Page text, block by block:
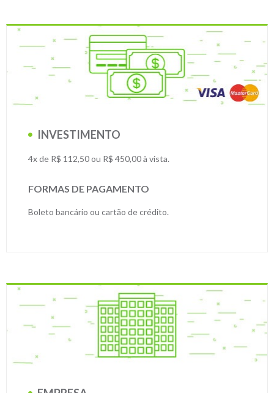
INVESTIMENTO
4x de R$ 112,50 ou R$ 450,00 à vista.
FORMAS DE PAGAMENTO
Boleto bancário ou cartão de crédito.